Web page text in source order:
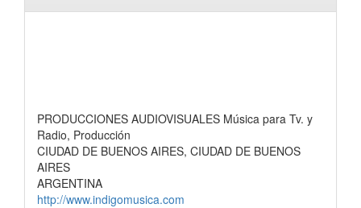
PRODUCCIONES AUDIOVISUALES Música para Tv. y
Radio, Producción
CIUDAD DE BUENOS AIRES, CIUDAD DE BUENOS
AIRES
ARGENTINA
http://www.indigomusica.com